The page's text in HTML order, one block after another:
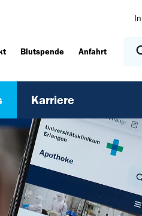
Blutspende Anfahrt
Karriere